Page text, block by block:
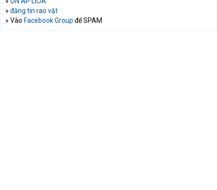
» đăng tin rao vặt
» Vào Facebook Group để SPAM